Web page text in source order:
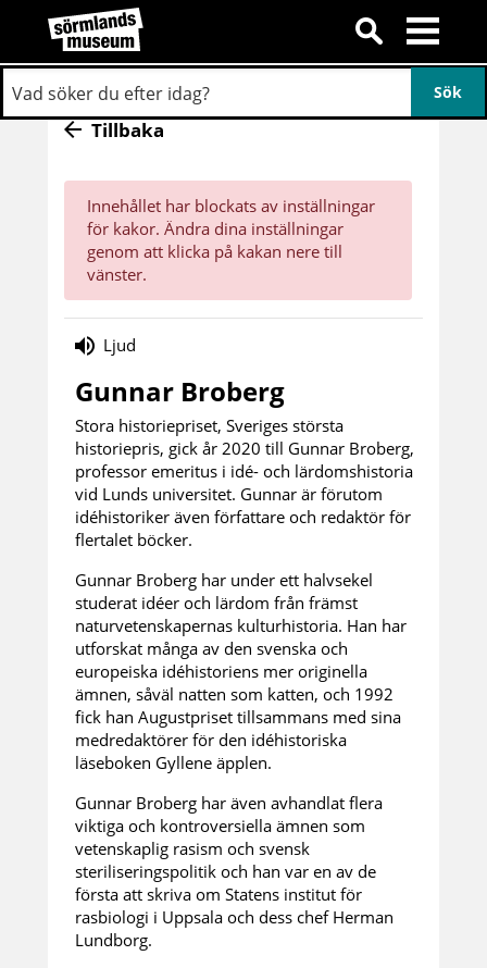
Tillbaka
Innehållet har blockats av inställningar
för kakor. Ändra dina inställningar
genom att klicka på kakan nere till
vänster.
Ljud
Gunnar Broberg
Stora historiepriset, Sveriges största
historiepris, gick år 2020 till Gunnar Broberg,
professor emeritus i idé- och lärdomshistoria
vid Lunds universitet. Gunnar är förutom
idéhistoriker även författare och redaktör för
flertalet böcker.
Gunnar Broberg har under ett halvsekel
studerat idéer och lärdom från främst
naturvetenskapernas kulturhistoria. Han har
utforskat många av den svenska och
europeiska idéhistoriens mer originella
ämnen, såväl natten som katten, och 1992
fick han Augustpriset tillsammans med sina
medredaktörer för den idéhistoriska
läseboken Gyllene äpplen.
Gunnar Broberg har även avhandlat flera
viktiga och kontroversiella ämnen som
vetenskaplig rasism och svensk
steriliseringspolitik och han var en av de
första att skriva om Statens institut för
rasbiologi i Uppsala och dess chef Herman
Lundborg.